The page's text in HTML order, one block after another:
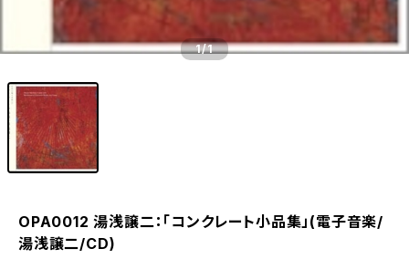
1/1
OPA0012 湯浅譲二：「コンクレート小品集」(電子音楽/
湯浅譲二/CD)